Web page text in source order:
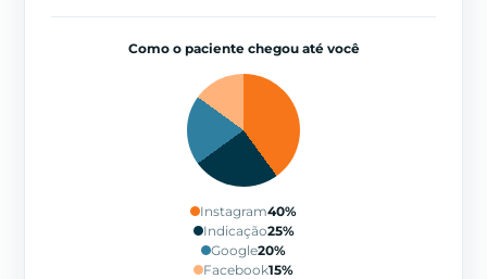
Como o paciente chegou até você
Instagram40%
Indicação25%
Google20%
Facebook15%